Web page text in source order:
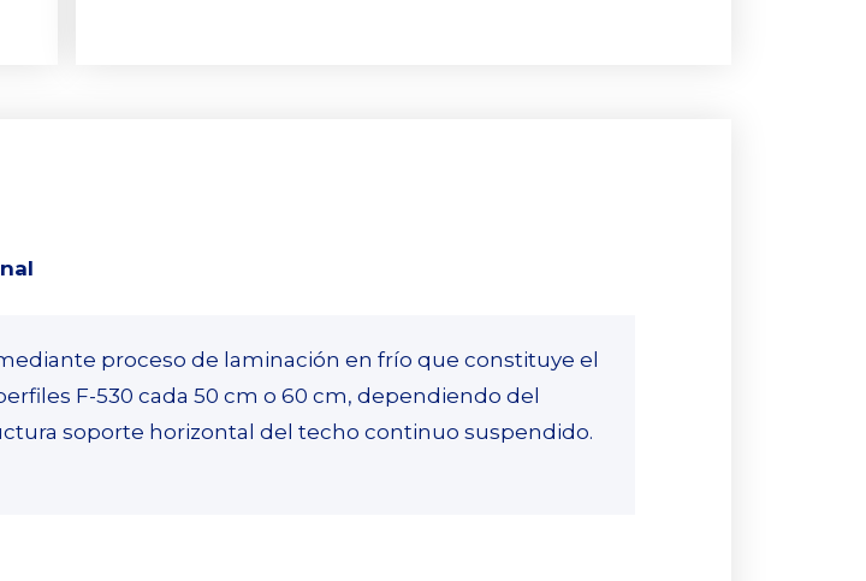
proceso de laminación en frío que constituye el
F-530 cada 50 cm o 60 cm, dependiendo del
soporte horizontal del techo continuo suspendido.